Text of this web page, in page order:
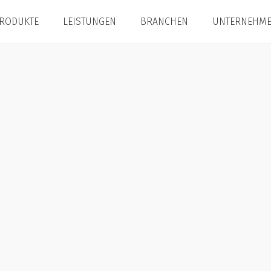
LEISTUNGEN BRANCHEN